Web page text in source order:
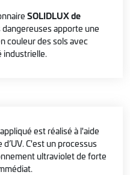
SOLIDLUX de
apporte une
couleur des sols avec
industrielle.
est réalisé à l'aide
C'est un processus
ultraviolet de forte